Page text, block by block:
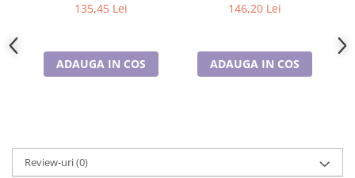
Cadouri pentru Doctori
Martisoare
DK3262-1
135,45 Lei
ADAUGA IN COS
DK4322-2
146,20 Lei
ADAUGA IN COS
Review-uri(0)